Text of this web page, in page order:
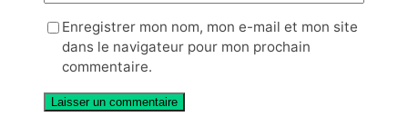
Enregistrer mon nom, mon e-mail et mon site
dans le navigateur pour mon prochain
commentaire.